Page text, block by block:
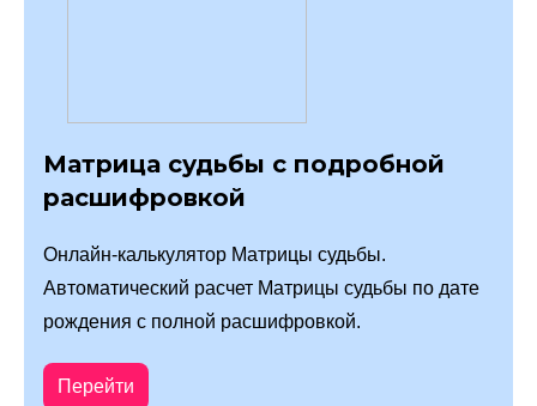
Матрица судьбы с подробной
расшифровкой
Онлайн-калькулятор Матрицы судьбы.
Автоматический расчет Матрицы судьбы по дате
рождения с полной расшифровкой.
Перейти